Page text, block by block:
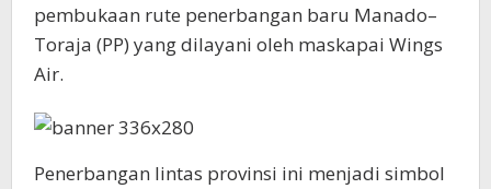
pembukaan rute penerbangan baru Manado–
Toraja (PP) yang dilayani oleh maskapai Wings
Air.
Penerbangan lintas provinsi ini menjadi simbol